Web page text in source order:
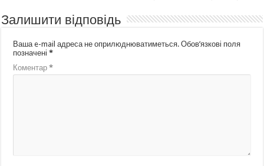
Залишити відповідь
Ваша e-mail адреса не оприлюднюватиметься. Обов’язкові поля
позначені*
Коментар*